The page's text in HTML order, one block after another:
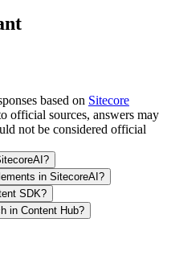
based on Sitecore
official sources, answers may
not be considered official
in SitecoreAI?
SDK?
in Content Hub?